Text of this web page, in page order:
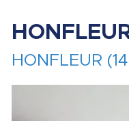
HONFLEUR